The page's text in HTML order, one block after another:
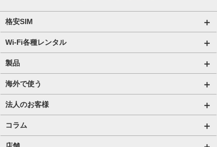
格安SIM
国内通信SIM一覧
自由自在2.0プラン
ビタッ！プラン
販売終了したプラン
Wi-Fi各種レンタル
法人のお客様トップページ
海外短期レンタル HIS Wi-Fi
国内外長期レンタル HIS Wi-Fi PLUS+
携帯レンタル
製品
オンラインショップ
HIS Mobileケア
海外で使う
海外短期レンタル HIS Wi-Fi
国内外長期レンタル HIS Wi-Fi PLUS+
Trip SIM(海外利用 プリペイド eSIM)
法人のお客様
サービス一覧【法人】
格安SIM【法人】
コラム
コラムTOP